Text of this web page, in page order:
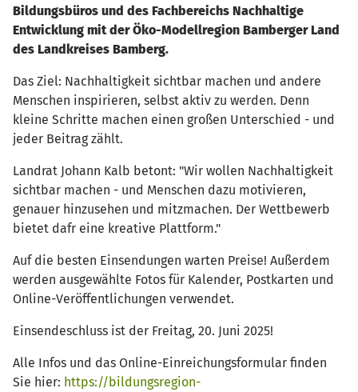
Bildungsbüros und des Fachbereichs Nachhaltige
Entwicklung mit der Öko-Modellregion Bamberger Land
des Landkreises Bamberg.
Das Ziel: Nachhaltigkeit sichtbar machen und andere
Menschen inspirieren, selbst aktiv zu werden. Denn
kleine Schritte machen einen großen Unterschied - und
jeder Beitrag zählt.
Landrat Johann Kalb betont: "Wir wollen Nachhaltigkeit
sichtbar machen - und Menschen dazu motivieren,
genauer hinzusehen und mitzmachen. Der Wettbewerb
bietet dafr eine kreative Plattform."
Auf die besten Einsendungen warten Preise! Außerdem
werden ausgewählte Fotos für Kalender, Postkarten und
Online-Veröffentlichungen verwendet.
Einsendeschluss ist der Freitag, 20. Juni 2025!
Alle Infos und das Online-Einreichungsformular finden
Sie hier: https://bildungsregion-